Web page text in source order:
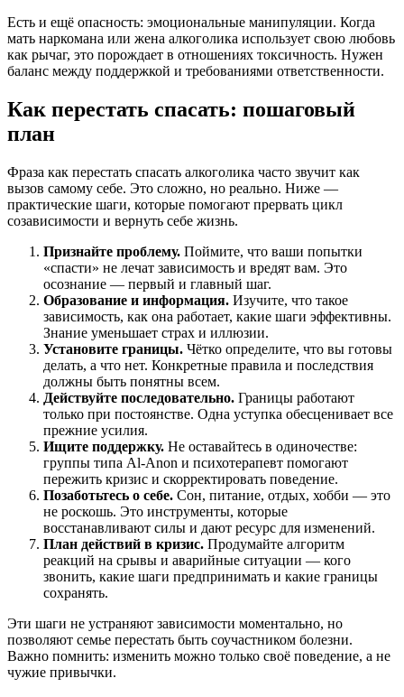
Есть и ещё опасность: эмоциональные манипуляции. Когда
мать наркомана или жена алкоголика использует свою любовь
как рычаг, это порождает в отношениях токсичность. Нужен
баланс между поддержкой и требованиями ответственности.
Как перестать спасать: пошаговый
план
Фраза как перестать спасать алкоголика часто звучит как
вызов самому себе. Это сложно, но реально. Ниже —
практические шаги, которые помогают прервать цикл
созависимости и вернуть себе жизнь.
Признайте проблему. Поймите, что ваши попытки
«спасти» не лечат зависимость и вредят вам. Это
осознание — первый и главный шаг.
Образование и информация. Изучите, что такое
зависимость, как она работает, какие шаги эффективны.
Знание уменьшает страх и иллюзии.
Установите границы. Чётко определите, что вы готовы
делать, а что нет. Конкретные правила и последствия
должны быть понятны всем.
Действуйте последовательно. Границы работают
только при постоянстве. Одна уступка обесценивает все
прежние усилия.
Ищите поддержку. Не оставайтесь в одиночестве:
группы типа Al-Anon и психотерапевт помогают
пережить кризис и скорректировать поведение.
Позаботьтесь о себе. Сон, питание, отдых, хобби — это
не роскошь. Это инструменты, которые
восстанавливают силы и дают ресурс для изменений.
План действий в кризис. Продумайте алгоритм
реакций на срывы и аварийные ситуации — кого
звонить, какие шаги предпринимать и какие границы
сохранять.
Эти шаги не устраняют зависимости моментально, но
позволяют семье перестать быть соучастником болезни.
Важно помнить: изменить можно только своё поведение, а не
чужие привычки.